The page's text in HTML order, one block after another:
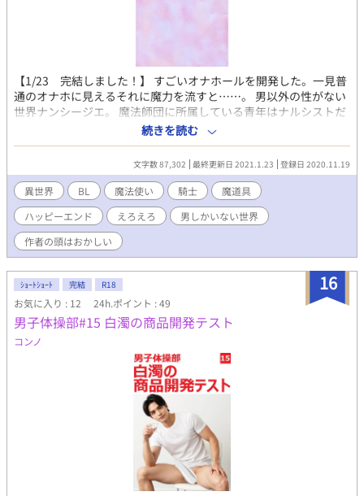
【1/23 完結しました！】 すごいオナホールを開発した。一見普
通のオナホに見えるそれに魔力を流すと……。 男以外の性がない
世界ナンシージエ。 魔法師団に所属している青年はナルシストだ
った。日々自分を鏡で眺めてはうっとりしてた青年は、自分をも
っと愛せないかと考える。それを原動力に開発したオナホ
は……。 青年はそのオナホを使ってオナニーしているところを幼
馴染みの騎士に見られ、めちゃくちゃに犯されてしまう。犯され
る自分も好きかも、とそれから騎士と関係を持つ青年。普通では
ないＨに騎士もまたのめり込んでいき……。 巨根騎士（人外混
血・竜族・童貞）×ナルシスト魔法使い。あほエロハッピーエン
ド？ です。 短編の予定でしたが長くなりました（汗 ナルシスト
／性癖／魔道具／オナニー／セルフセックス／疑似二輪挿し／巨
（何
続きを読む
文字数 87,302 最終更新日 2021.1.23 登録日 2020.11.19
異世界 BL 魔法使い 騎士
魔道具
ハッピーエンド
えろえろ
男しかいない世界
作者の頭はおかしい
16
ｼｮｰﾄｼｮｰﾄ 完結 R18
お気に入り : 12 24h.ポイント : 49
男子体操部#15 白濁の商品開発テスト
コンノ